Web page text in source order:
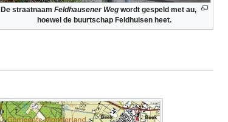
De straatnaam Feldhausener Weg wordt gespeld met au,
hoewel de buurtschap Feldhuisen heet.